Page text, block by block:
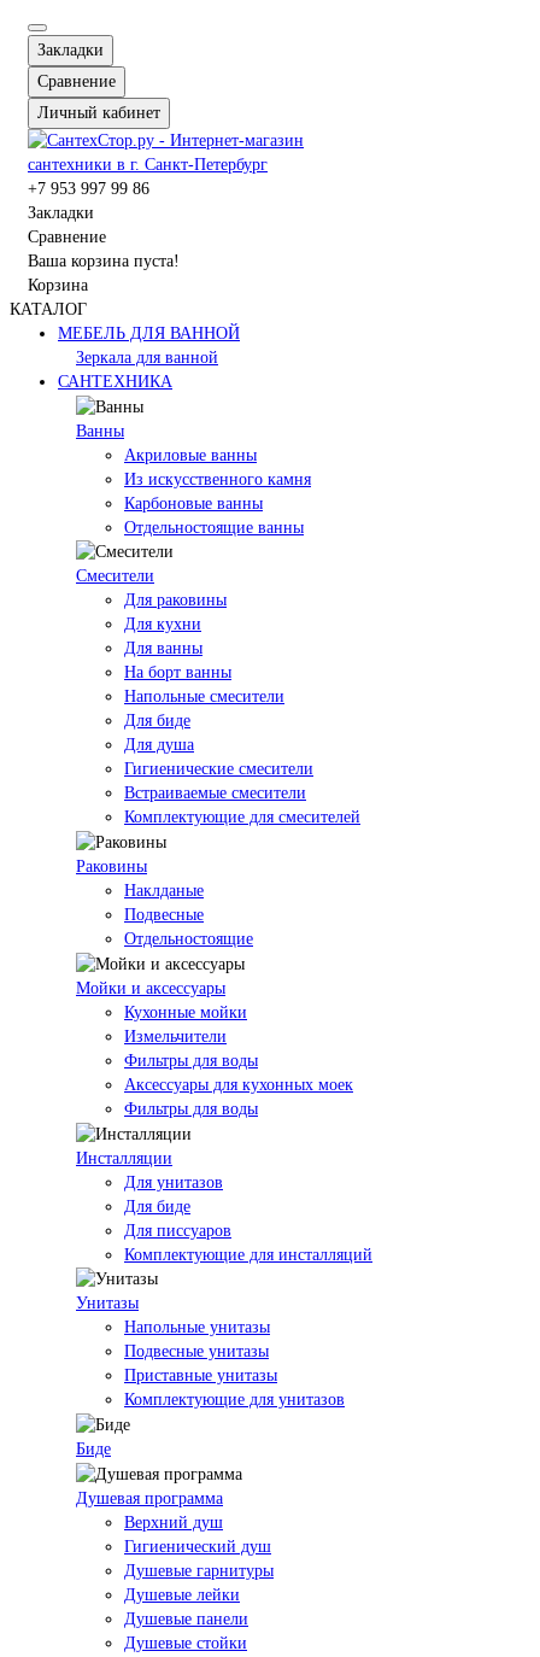
Закладки
Сравнение
Личный кабинет
+7 953 997 99 86
Закладки
Сравнение
Ваша корзина пуста!
Корзина
КАТАЛОГ
МЕБЕЛЬ ДЛЯ ВАННОЙ
Зеркала для ванной
САНТЕХНИКА
Ванны
Акриловые ванны
Из искусственного камня
Карбоновые ванны
Отдельностоящие ванны
Смесители
Для раковины
Для кухни
Для ванны
На борт ванны
Напольные смесители
Для биде
Для душа
Гигиенические смесители
Встраиваемые смесители
Комплектующие для смесителей
Раковины
Наклданые
Подвесные
Отдельностоящие
Мойки и аксессуары
Кухонные мойки
Измельчители
Фильтры для воды
Аксессуары для кухонных моек
Фильтры для воды
Инсталляции
Для унитазов
Для биде
Для писсуаров
Комплектующие для инсталляций
Унитазы
Напольные унитазы
Подвесные унитазы
Приставные унитазы
Комплектующие для унитазов
Биде
Душевая программа
Верхний душ
Гигиенический душ
Душевые гарнитуры
Душевые лейки
Душевые панели
Душевые стойки